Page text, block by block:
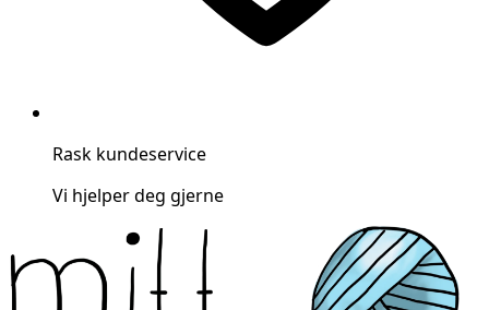
Rask kundeservice
Vi hjelper deg gjerne